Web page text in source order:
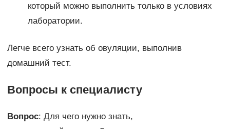
который можно выполнить только в условиях
лаборатории.
Легче всего узнать об овуляции, выполнив
домашний тест.
Вопросы к специалисту
Вопрос: Для чего нужно знать,